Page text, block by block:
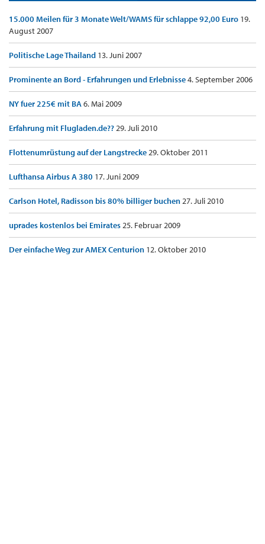
15.000 Meilen für 3 Monate Welt/WAMS für schlappe 92,00 Euro 19.
August 2007
Politische Lage Thailand 13. Juni 2007
Prominente an Bord - Erfahrungen und Erlebnisse4. September 2006
NY fuer 225€ mit BA6. Mai 2009
Erfahrung mit Flugladen.de??29. Juli 2010
Flottenumrüstung auf der Langstrecke29. Oktober 2011
Lufthansa Airbus A 380 17. Juni 2009
Carlson Hotel, Radisson bis 80% billiger buchen27. Juli 2010
uprades kostenlos bei Emirates25. Februar 2009
Der einfache Weg zur AMEX Centurion 12. Oktober 2010